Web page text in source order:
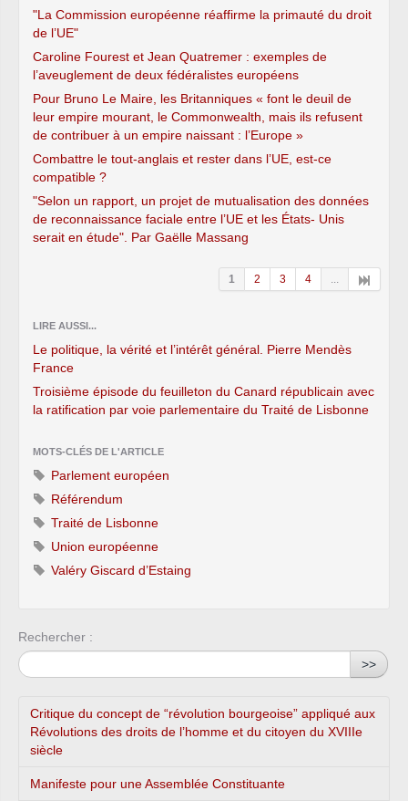
"La Commission européenne réaffirme la primauté du droit
de l’UE"
Caroline Fourest et Jean Quatremer : exemples de
l’aveuglement de deux fédéralistes européens
Pour Bruno Le Maire, les Britanniques « font le deuil de
leur empire mourant, le Commonwealth, mais ils refusent
de contribuer à un empire naissant : l’Europe »
Combattre le tout-anglais et rester dans l’UE, est-ce
compatible ?
"Selon un rapport, un projet de mutualisation des données
de reconnaissance faciale entre l’UE et les États- Unis
serait en étude". Par Gaëlle Massang
1 2 3 4 ...
LIRE AUSSI...
Le politique, la vérité et l’intérêt général. Pierre Mendès
France
Troisième épisode du feuilleton du Canard républicain avec
la ratification par voie parlementaire du Traité de Lisbonne
MOTS-CLÉS DE L'ARTICLE
Parlement européen
Référendum
Traité de Lisbonne
Union européenne
Valéry Giscard d’Estaing
Rechercher :
>>
Critique du concept de “révolution bourgeoise” appliqué aux
Révolutions des droits de l’homme et du citoyen du XVIIIe
siècle
Manifeste pour une Assemblée Constituante